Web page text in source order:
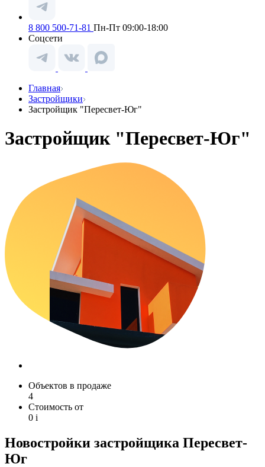
8 800 500-71-81 Пн-Пт 09:00-18:00
Соцсети
Главная
Застройщики
Застройщик "Пересвет-Юг"
Застройщик "Пересвет-Юг"
Объектов в продаже
4
Стоимость от
0 i
Новостройки застройщика Пересвет-
Юг